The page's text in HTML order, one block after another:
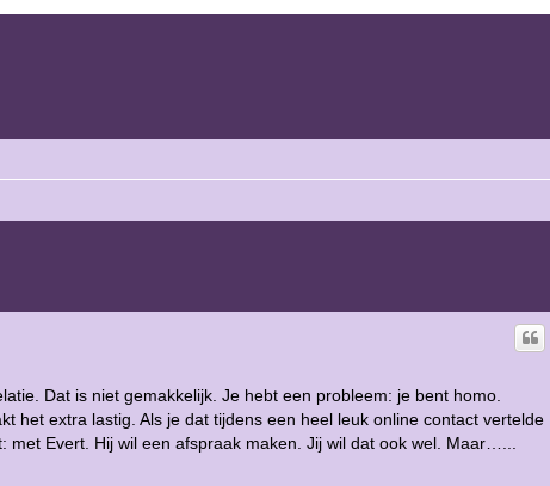
Dat is niet gemakkelijk. Je hebt een probleem: je bent homo.
het extra lastig. Als je dat tijdens een heel leuk online contact vertelde
Evert. Hij wil een afspraak maken. Jij wil dat ook wel. Maar…...